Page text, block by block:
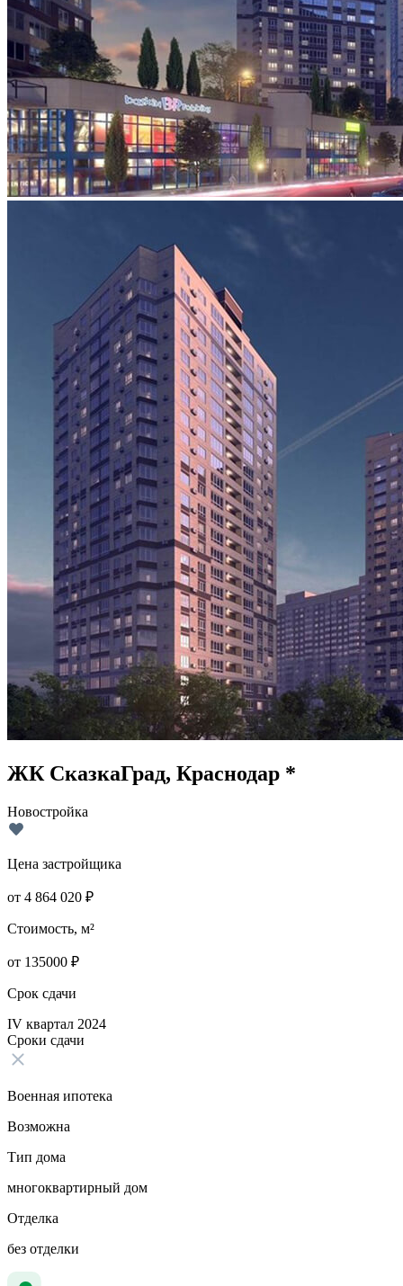
ЖК СказкаГрад, Краснодар *
Новостройка
Цена застройщика
от 4 864 020 ₽
Стоимость, м²
от 135000 ₽
Срок сдачи
IV квартал 2024
Сроки сдачи
Военная ипотека
Возможна
Тип дома
многоквартирный дом
Отделка
без отделки